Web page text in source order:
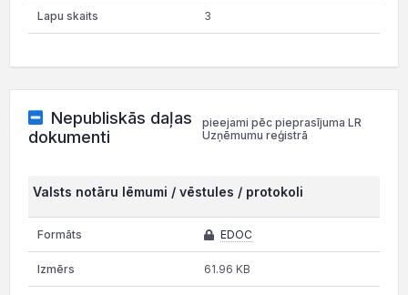
3
Nepubliskās daļas
dokumenti
pieejami pēc pieprasījuma LR
Uzņēmumu reģistrā
Valsts notāru lēmumi / vēstules / protokoli
EDOC
61.96 KB